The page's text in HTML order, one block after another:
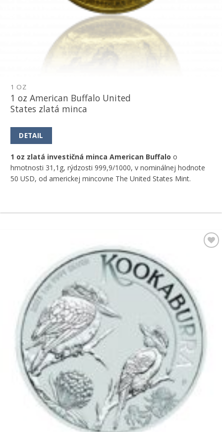
1 OZ
1 oz American Buffalo United
States zlatá minca
DETAIL
1 oz zlatá investičná minca American Buffalo o
hmotnosti 31,1g, rýdzosti 999,9/1000, v nominálnej hodnote
50 USD, od americkej mincovne The United States Mint.